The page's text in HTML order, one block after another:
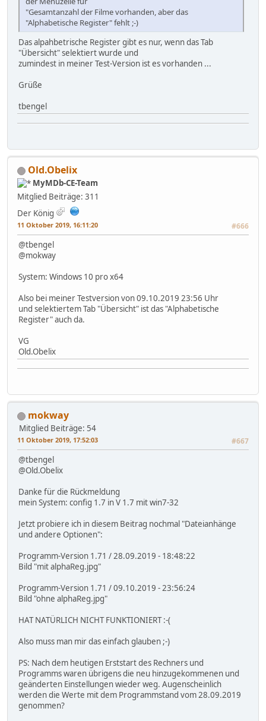
"Gesamtanzahl der Filme vorhanden, aber das
"Alphabetische Register" fehlt ;-)
Das alpahbetrische Register gibt es nur, wenn das Tab
"Übersicht" selektiert wurde und
zumindest in meiner Test-Version ist es vorhanden ...
Grüße
tbengel
Old.Obelix
MyMDb-CE-Team
Mitglied Beiträge: 311
Der König
11 Oktober 2019, 16:11:20 #666
@tbengel
@mokway
System: Windows 10 pro x64
Also bei meiner Testversion von 09.10.2019 23:56 Uhr
und selektiertem Tab "Übersicht" ist das "Alphabetische
Register" auch da.
VG
Old.Obelix
mokway
Mitglied Beiträge: 54
11 Oktober 2019, 17:52:03 #667
@tbengel
@Old.Obelix
Danke für die Rückmeldung
mein System: config 1.7 in V 1.7 mit win7-32
Jetzt probiere ich in diesem Beitrag nochmal "Dateianhänge
und andere Optionen":
Programm-Version 1.71 / 28.09.2019 - 18:48:22
Bild "mit alphaReg.jpg"
Programm-Version 1.71 / 09.10.2019 - 23:56:24
Bild "ohne alphaReg.jpg"
HAT NATÜRLICH NICHT FUNKTIONIERT :-(
Also muss man mir das einfach glauben ;-)
PS: Nach dem heutigen Erststart des Rechners und
Programms waren übrigens die neu hinzugekommenen und
geänderten Einstellungen wieder weg. Augenscheinlich
werden die Werte mit dem Programmstand vom 28.09.2019
genommen?